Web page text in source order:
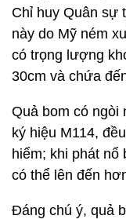
Chỉ huy Quân sự
này do Mỹ ném
có trọng lượng
30cm và chứa
Quả bom có ngòi
ký hiệu M114,
hiểm; khi phát
có thể lên đến
Đáng chú ý, quả